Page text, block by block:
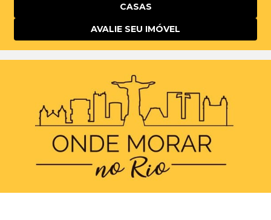
CASAS
AVALIE SEU IMÓVEL